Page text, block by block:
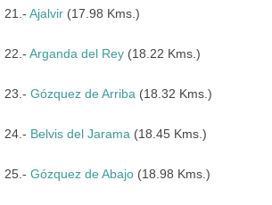
21.- Ajalvir (17.98 Kms.)
22.- Arganda del Rey (18.22 Kms.)
23.- Gózquez de Arriba (18.32 Kms.)
24.- Belvis del Jarama (18.45 Kms.)
25.- Gózquez de Abajo (18.98 Kms.)